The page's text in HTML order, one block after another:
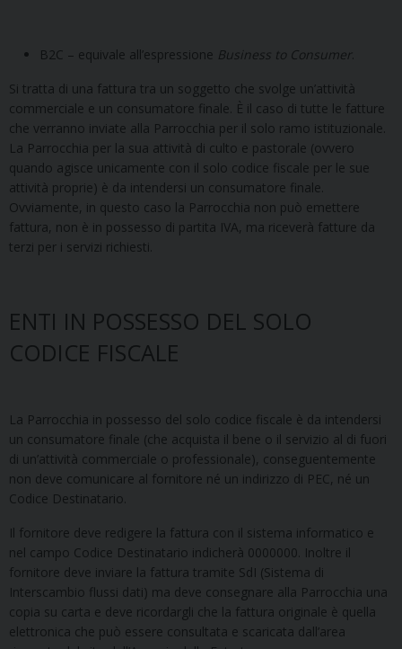
B2C – equivale all’espressione Business to Consumer
Si tratta di una fattura tra un soggetto che svolge un’attività
commerciale e un consumatore finale. È il caso di tutte le fatture
che verranno inviate alla Parrocchia per il solo ramo istituzionale.
La Parrocchia per la sua attività di culto e pastorale (ovvero
quando agisce unicamente con il solo codice fiscale per le sue
attività proprie) è da intendersi un consumatore finale.
Ovviamente, in questo caso la Parrocchia non può emettere
fattura, non è in possesso di partita IVA, ma riceverà fatture da
terzi per i servizi richiesti.
ENTI IN POSSESSO DEL SOLO
CODICE FISCALE
La Parrocchia in possesso del solo codice fiscale è da intendersi
un consumatore finale (che acquista il bene o il servizio al di fuori
di un’attività commerciale o professionale), conseguentemente
non deve comunicare al fornitore né un indirizzo di PEC, né un
Codice Destinatario.
Il fornitore deve redigere la fattura con il sistema informatico e
nel campo Codice Destinatario indicherà 0000000. Inoltre il
fornitore deve inviare la fattura tramite SdI (Sistema di
Interscambio flussi dati) ma deve consegnare alla Parrocchia una
copia su carta e deve ricordargli che la fattura originale è quella
elettronica che può essere consultata e scaricata dall’area